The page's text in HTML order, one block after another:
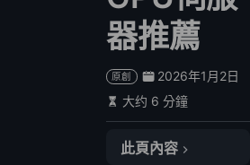
器推薦
原創
2026年1月2日
大约 6 分鐘
此頁內容